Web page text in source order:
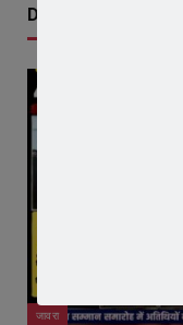
Don't Miss
जावरा